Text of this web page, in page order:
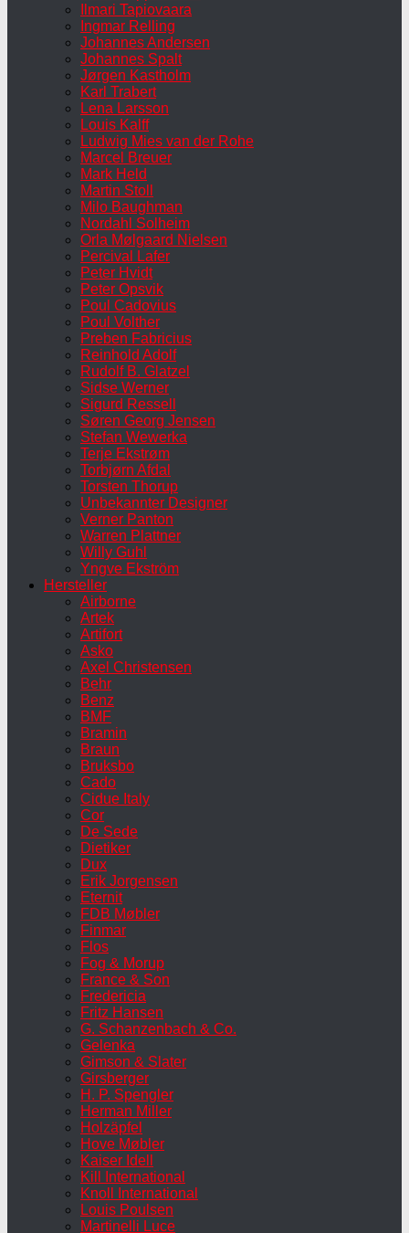
Ilmari Tapiovaara
Ingmar Relling
Johannes Andersen
Johannes Spalt
Jørgen Kastholm
Karl Trabert
Lena Larsson
Louis Kalff
Ludwig Mies van der Rohe
Marcel Breuer
Mark Held
Martin Stoll
Milo Baughman
Nordahl Solheim
Orla Mølgaard Nielsen
Percival Lafer
Peter Hvidt
Peter Opsvik
Poul Cadovius
Poul Volther
Preben Fabricius
Reinhold Adolf
Rudolf B. Glatzel
Sidse Werner
Sigurd Ressell
Søren Georg Jensen
Stefan Wewerka
Terje Ekstrøm
Torbjørn Afdal
Torsten Thorup
Unbekannter Designer
Verner Panton
Warren Plattner
Willy Guhl
Yngve Ekström
Hersteller
Airborne
Artek
Artifort
Asko
Axel Christensen
Behr
Benz
BMF
Bramin
Braun
Bruksbo
Cado
Cidue Italy
Cor
De Sede
Dietiker
Dux
Erik Jorgensen
Eternit
FDB Møbler
Finmar
Flos
Fog & Morup
France & Son
Fredericia
Fritz Hansen
G. Schanzenbach & Co.
Gelenka
Gimson & Slater
Girsberger
H. P. Spengler
Herman Miller
Holzäpfel
Hove Møbler
Kaiser Idell
Kill International
Knoll International
Louis Poulsen
Martinelli Luce